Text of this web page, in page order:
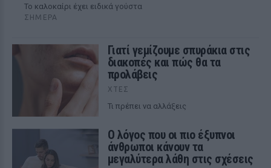
To καλοκαίρι έχει ειδικά γούστα
ΣΉΜΕΡΑ
Γιατί γεμίζουμε σπυράκια στις
διακοπές και πώς θα τα
προλάβεις
ΧΤΕΣ
Τι πρέπει να αλλάξεις
Ο λόγος που οι πιο έξυπνοι
άνθρωποι κάνουν τα
μεγαλύτερα λάθη στις σχέσεις